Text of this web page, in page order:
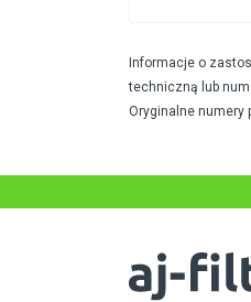
Informacje o
techniczną lub
Oryginalne numery